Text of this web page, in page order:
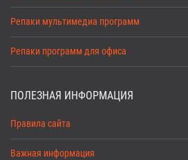
Репаки мультимедиа программ
Репаки программ для офиса
ПОЛЕЗНАЯ ИНФОРМАЦИЯ
Правила сайта
Важная информация